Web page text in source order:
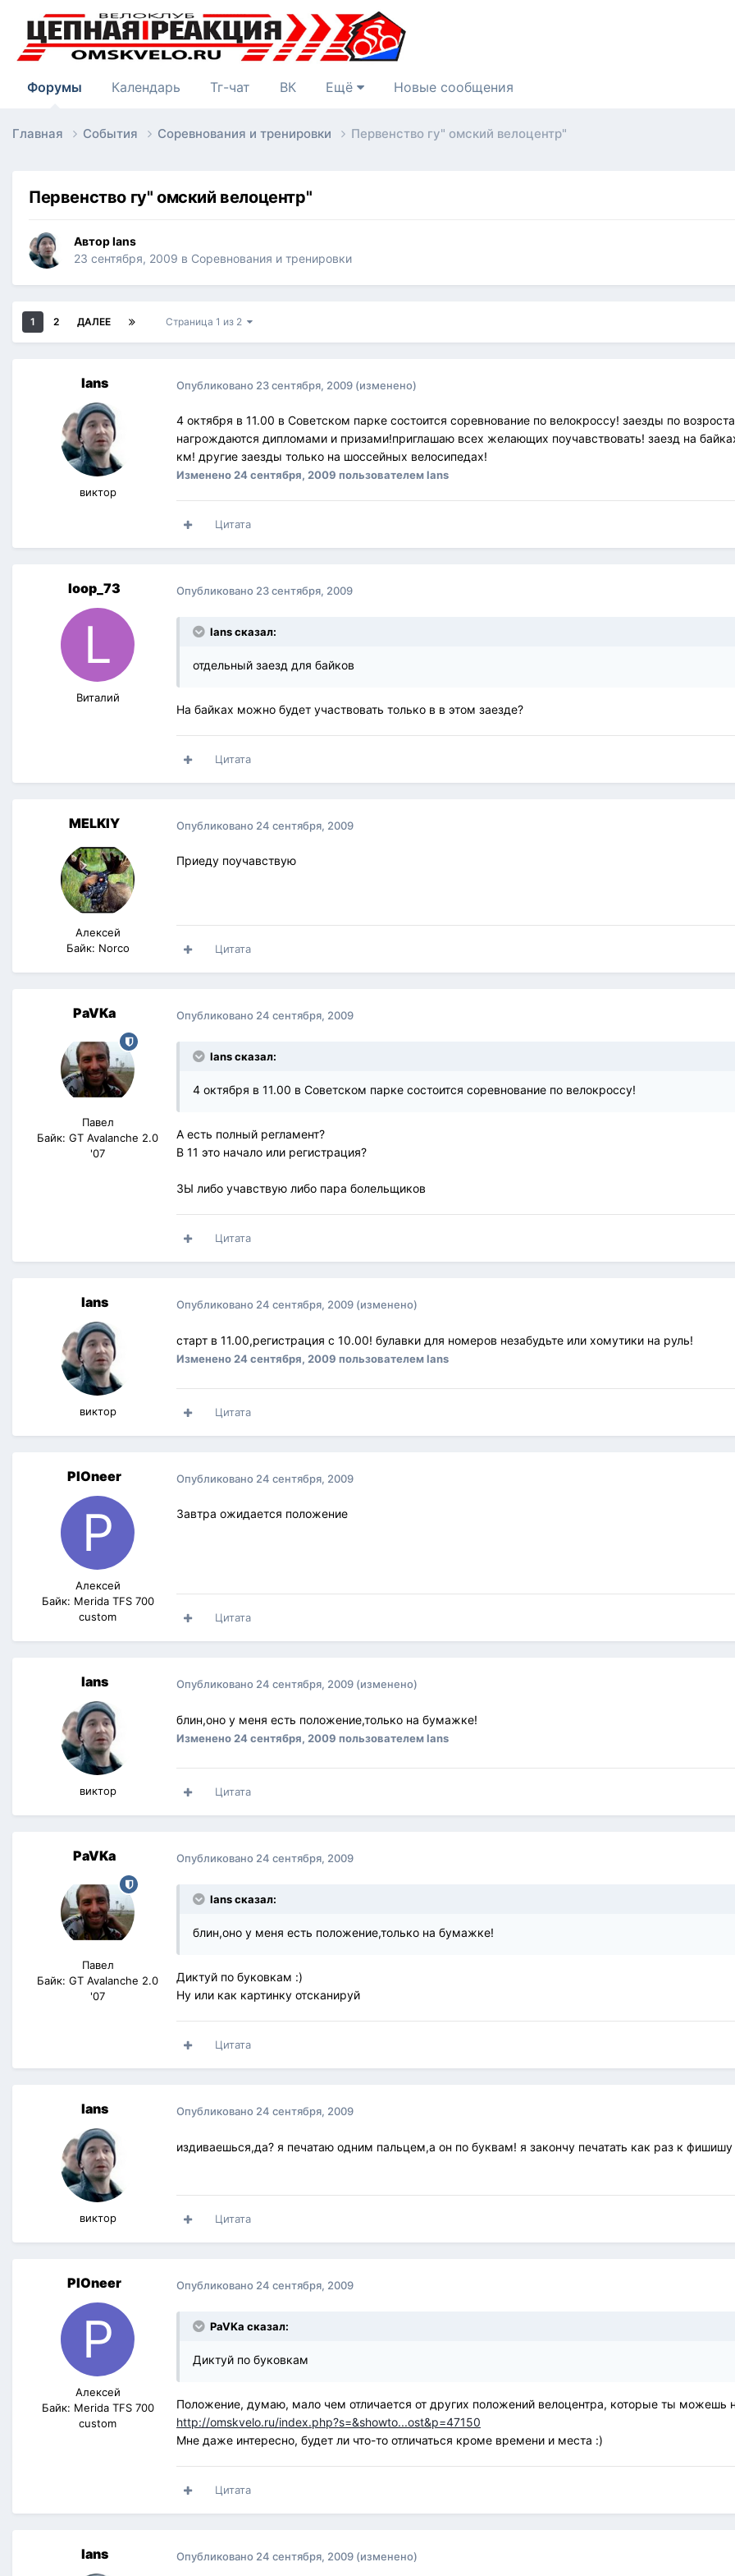
Форумы Календарь Тг-чат ВК Ещё Новые сообщения
Главная События Соревнования и тренировки Первенство гу" омский велоцентр"
Первенство гу" омский велоцентр"
Авторlans
23 сентября, 2009 в Соревнования и тренировки
1 2 ДАЛЕЕ Страница 1 из 2
lans
виктор
Опубликовано 23 сентября, 2009 (изменено)
4 октября в 11.00 в Советском парке состоится соревнование по велокроссу! заезды по
нагрождаются дипломами и призами!приглашаю всех желающих поучавствовать! заезд на
км! другие заезды только на шоссейных велосипедах!
Изменено24 сентября, 2009 пользователем lans
Цитата
loop_73
Виталий
Опубликовано 23 сентября, 2009
lans сказал:
отдельный заезд для байков
На байках можно будет участвовать только в в этом заезде?
Цитата
MELKIY
Алексей
Байк: Norco
Опубликовано 24 сентября, 2009
Приеду поучавствую
Цитата
PaVKa
Павел
Байк: GT Avalanche 2.0
'07
Опубликовано 24 сентября, 2009
lans сказал:
4 октября в 11.00 в Советском парке состоится соревнование по велокроссу!
А есть полный регламент?
В 11 это начало или регистрация?
ЗЫ либо учавствую либо пара болельщиков
Цитата
lans
виктор
Опубликовано 24 сентября, 2009 (изменено)
старт в 11.00,регистрация с 10.00! булавки для номеров незабудьте или хомутики на руль!
Изменено 24 сентября, 2009 пользователем lans
Цитата
PIOneer
Алексей
Байк: Merida TFS 700
custom
Опубликовано 24 сентября, 2009
Завтра ожидается положение
Цитата
lans
виктор
Опубликовано 24 сентября, 2009 (изменено)
блин,оно у меня есть положение,только на бумажке!
Изменено 24 сентября, 2009 пользователем lans
Цитата
PaVKa
Павел
Байк: GT Avalanche 2.0
'07
Опубликовано 24 сентября, 2009
lans сказал:
блин,оно у меня есть положение,только на бумажке!
Диктуй по буковкам :)
Ну или как картинку отсканируй
Цитата
lans
виктор
Опубликовано 24 сентября, 2009
издиваешься,да? я печатаю одним пальцем,а он по буквам! я закончу печатать как раз к
Цитата
PIOneer
Алексей
Байк: Merida TFS 700
custom
Опубликовано 24 сентября, 2009
PaVKa сказал:
Диктуй по буковкам
Положение, думаю, мало чем отличается от других положений велоцентра, которые ты можешь
http://omskvelo.ru/index.php?s=&showto...ost&p=47150
Мне даже интересно, будет ли что-то отличаться кроме времени и места :)
Цитата
lans Опубликовано 24 сентября, 2009 (изменено)